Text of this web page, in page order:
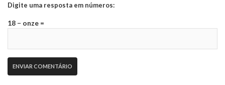
Digite uma resposta em números:
18 − onze =